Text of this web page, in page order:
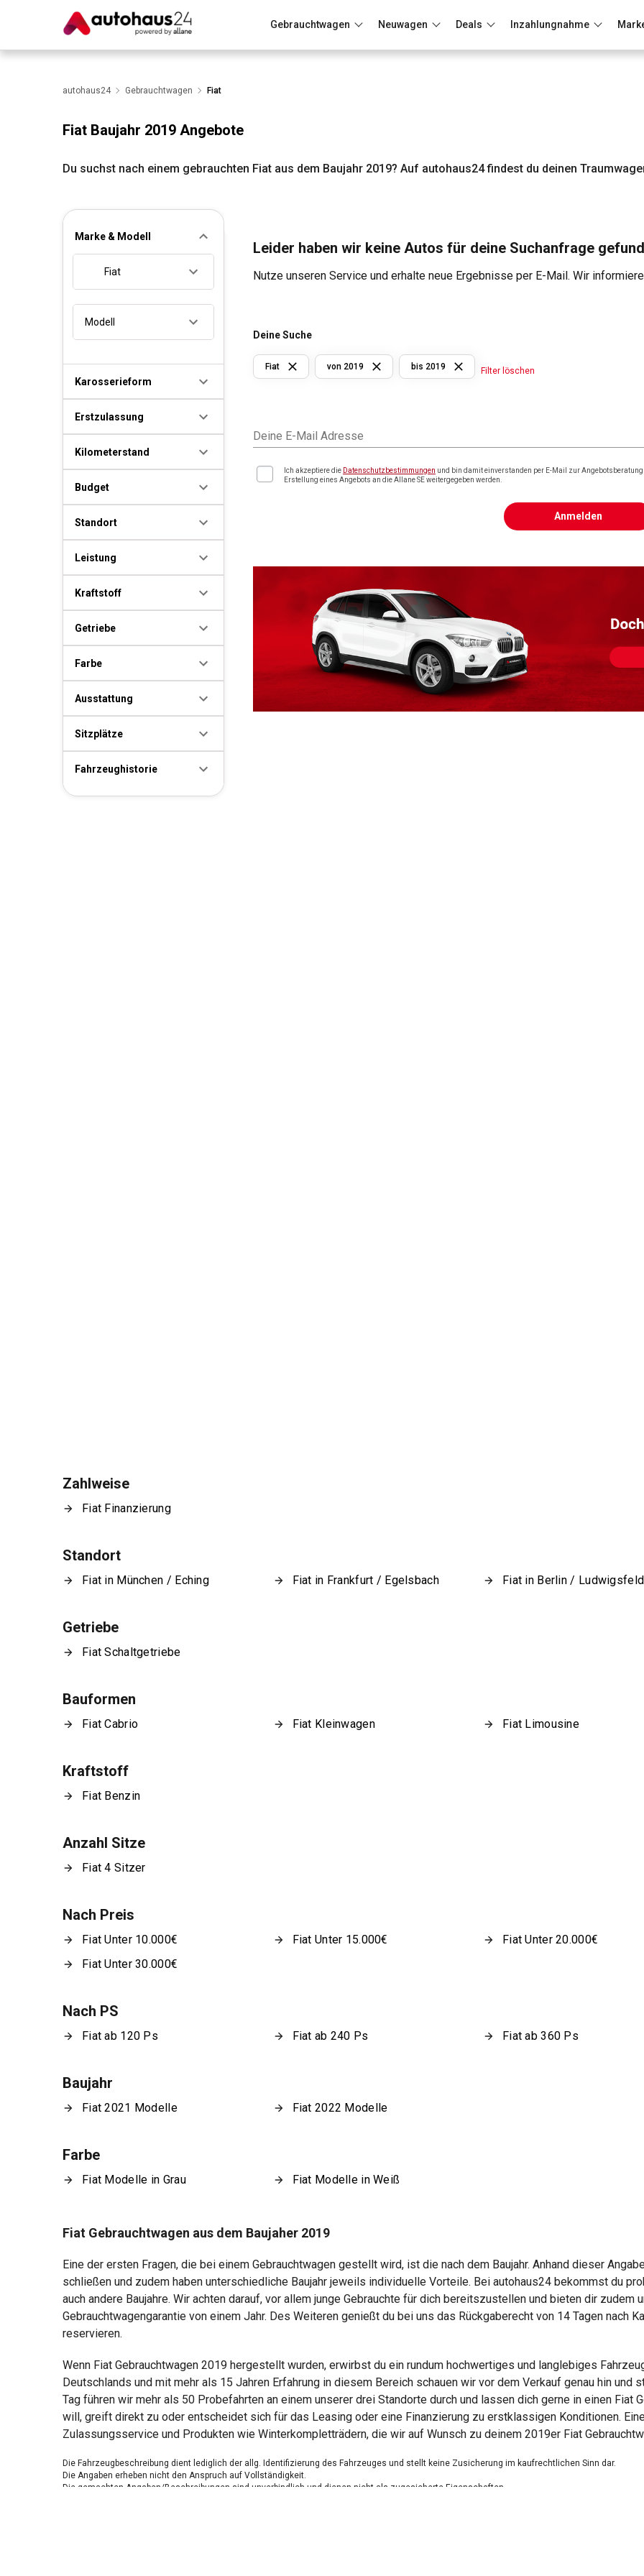
Gebrauchtwagen Neuwagen Deals Inzahlungnahme
Wir bewerten dein AutoRund um die Inzahlungnahme
autohaus24 Gebrauchtwagen Fiat
Fiat Baujahr 2019 Angebote
Du suchst nach einem gebrauchten Fiat aus dem Baujahr 2019? Auf autohaus24 findest du deinen
Marke & Modell
Fiat
Modell
Karosserieform
Erstzulassung
Kilometerstand
Budget
Standort
Leistung
Kraftstoff
Getriebe
Farbe
Ausstattung
Sitzplätze
Fahrzeughistorie
Leider haben wir keine Autos für deine Suchanfrage
Nutze unseren Service und erhalte neue Ergebnisse per E-Mail. Wir
Deine Suche
Fiat von 2019 bis 2019 Filter löschen
Deine E-Mail Adresse
Ich akzeptiere die Datenschutzbestimmungen und bin damit einverstanden per E-Mail zur
Erstellung eines Angebots an die Allane SE weitergegeben werden.
Anmelden
Zahlweise
Fiat Finanzierung
Standort
Fiat in München / Eching Fiat in Frankfurt / Egelsbach Fiat in Berlin /
Getriebe
Fiat Schaltgetriebe
Bauformen
Fiat Cabrio Fiat Kleinwagen Fiat Limousine
Kraftstoff
Fiat Benzin
Anzahl Sitze
Fiat 4 Sitzer
Nach Preis
Fiat Unter 10.000€ Fiat Unter 15.000€
Fiat Unter 20.000€
Fiat Unter 30.000€
Nach PS
Fiat ab 120 Ps Fiat ab 240 Ps Fiat ab 360 Ps
Baujahr
Fiat 2021 Modelle Fiat 2022 Modelle
Farbe
Fiat Modelle in Grau Fiat Modelle in Weiß
Fiat Gebrauchtwagen aus dem Baujaher 2019
Eine der ersten Fragen, die bei einem Gebrauchtwagen gestellt wird, ist die nach dem Baujahr. Anhand dieser
schließen und zudem haben unterschiedliche Baujahr jeweils individuelle Vorteile. Bei autohaus24 bekommst du
auch andere Baujahre. Wir achten darauf, vor allem junge Gebrauchte für dich bereitszustellen und bieten dir zudem
Gebrauchtwagengarantie von einem Jahr. Des Weiteren genießt du bei uns das Rückgaberecht von 14 Tagen nach
reservieren.
Wenn Fiat Gebrauchtwagen 2019 hergestellt wurden, erwirbst du ein rundum hochwertiges und langlebiges
Deutschlands und mit mehr als 15 Jahren Erfahrung in diesem Bereich schauen wir vor dem Verkauf genau hin und
Tag führen wir mehr als 50 Probefahrten an einem unserer drei Standorte durch und lassen dich gerne in einen Fiat
will, greift direkt zu oder entscheidet sich für das Leasing oder eine Finanzierung zu erstklassigen Konditionen.
Zulassungsservice und Produkten wie Winterkompletträdern, die wir auf Wunsch zu deinem 2019er Fiat
Die Fahrzeugbeschreibung dient lediglich der allg. Identifizierung des Fahrzeuges und stellt keine Zusicherung im kaufrechtlichen Sinn dar.
Die Angaben erheben nicht den Anspruch auf Vollständigkeit.
Die gemachten Angaben/Beschreibungen sind unverbindlich und dienen nicht als zugesicherte Eigenschaften.